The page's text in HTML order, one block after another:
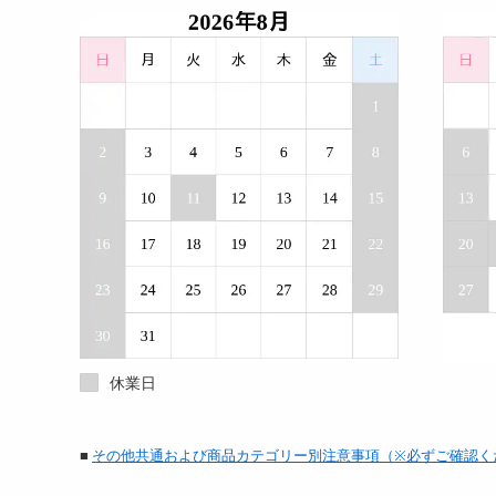
休業日
■ その他共通および商品カテゴリー別注意事項（※必ずご確認